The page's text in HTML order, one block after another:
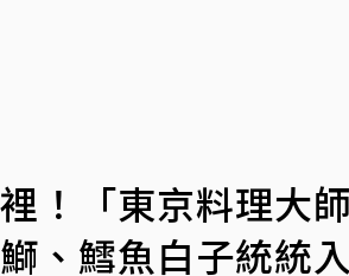
！「東京料理大
、鱈魚白子統統